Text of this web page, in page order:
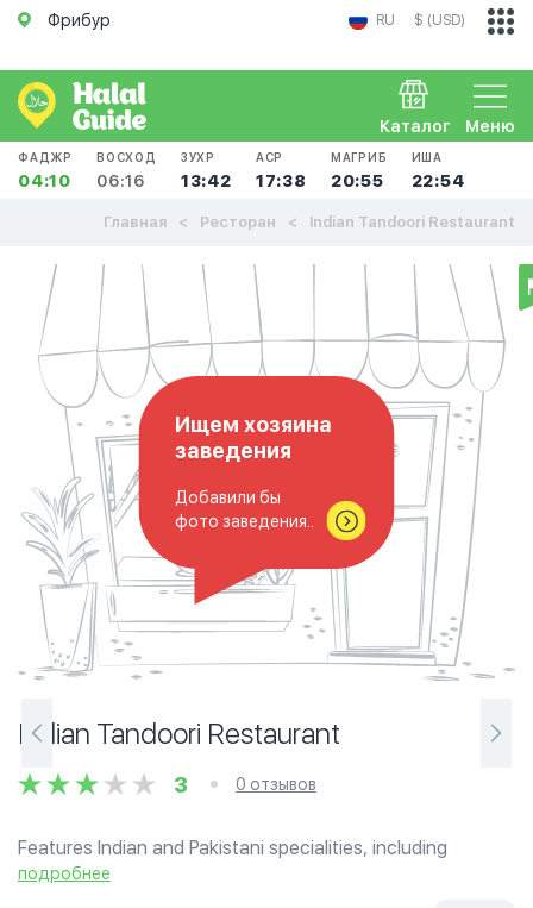
Фрибур RU $ (USD)
Меню
Каталог
ФАДЖР
04:10
ВОСХОД
06:16
ЗУХР
13:42
АСР
17:38
МАГРИБ
20:55
ИША
22:54
Главная Ресторан Indian Tandoori Restaurant
Ищем хозяина
заведения
Добавили бы
фото заведения..
Indian Tandoori Restaurant
3 0 отзывов
Features Indian and Pakistani specialities, including
chicken tandoori, seekh kebab, and naan bread.
подробнее